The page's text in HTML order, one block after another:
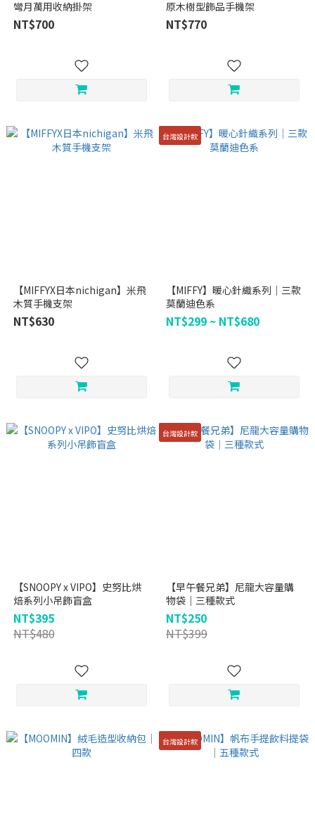
彎月萬用收納掛架
NT$700
原木樹型飾品手機架
NT$770
【MIFFYX日本nichigan】米飛
木質手機支架
NT$630
台灣設計款
【MIFFY】暖心針織系列｜三款
莫蘭迪色系
NT$299 ~ NT$680
【SNOOPY x VIPO】史努比烘
焙系列小吊飾盲盒
NT$395
NT$480
台灣設計款
【早午餐兄弟】尼龍大容量購
物袋｜三種款式
NT$250
NT$399
台灣設計款